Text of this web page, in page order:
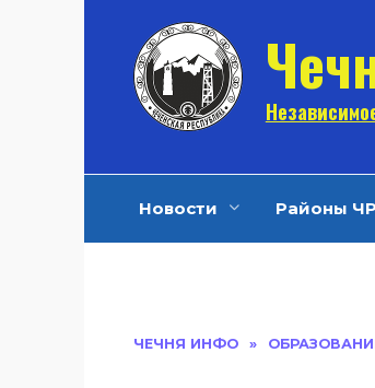
Новости Районы ЧР
ЧЕЧНЯ ИНФО »